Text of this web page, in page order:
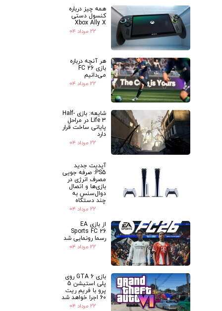
همه چیز درباره
کنسول دستی
Xbox Ally X
۲۲ مرداد ۰۴
هر آنچه درباره
بازی FC 26
می‌دانیم
۲۲ مرداد ۰۴
شایعه: بازی Half-
Life 3 در مراحل
پایانی ساخت قرار
دارد
۲۲ مرداد ۰۴
آپدیت جدید
PS5: صرفه جویی
مصرف انرژی در
بازی‌ها و اتصال
دوال‌سنس به
چند دستگاه
۲۲ مرداد ۰۴
از بازی EA
Sports FC 26
رسما رونمایی شد
۲۲ مرداد ۰۴
بازی GTA 6 روی
پلی استیشن 5
پرو با فریم ریت
60 اجرا خواهد شد
۲۲ مرداد ۰۴